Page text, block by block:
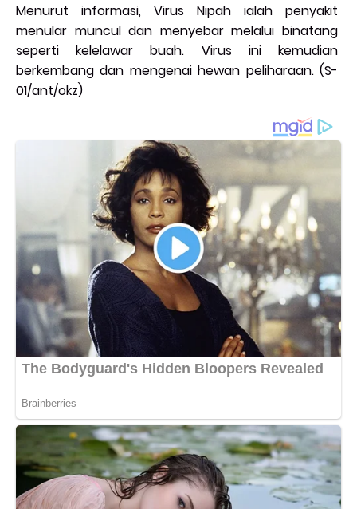
Menurut informasi, Virus Nipah ialah penyakit
menular muncul dan menyebar melalui binatang
seperti kelelawar buah. Virus ini kemudian
berkembang dan mengenai hewan peliharaan. (S-
01/ant/okz)